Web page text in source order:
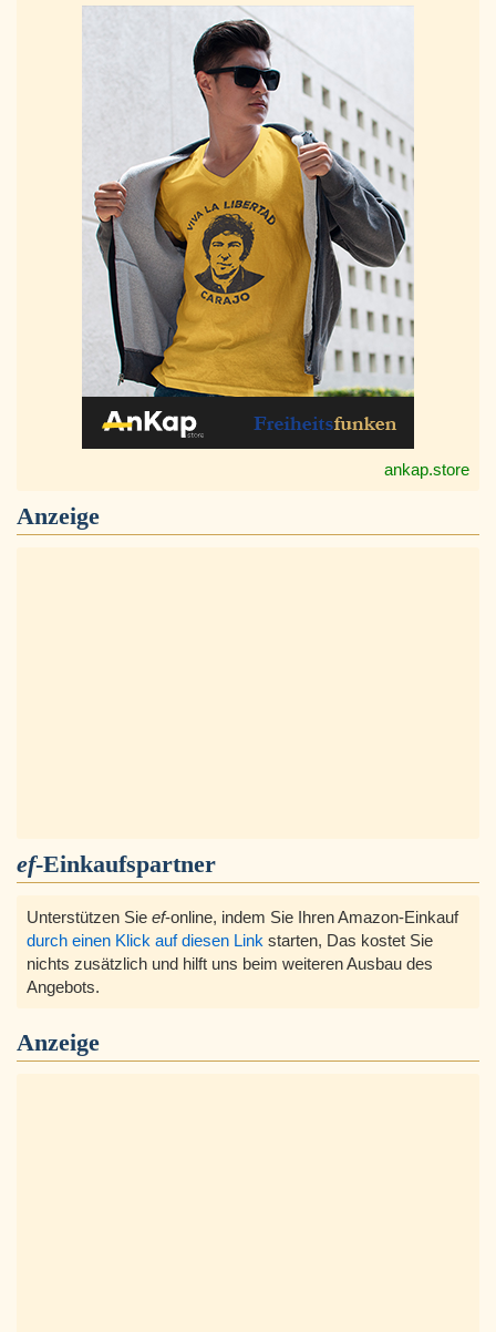
ankap.store
Anzeige
ef-Einkaufspartner
Unterstützen Sie ef-online, indem Sie Ihren Amazon-Einkauf
durch einen Klick auf diesen Link starten, Das kostet Sie
nichts zusätzlich und hilft uns beim weiteren Ausbau des
Angebots.
Anzeige